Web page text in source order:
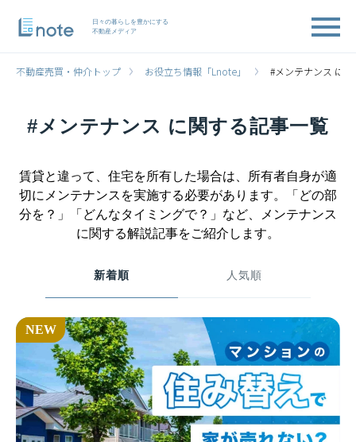
日々の暮らしを豊かにする
不動産メディア
不動産売買・仲介トップ お役立ち情報「Lnote」 #メンテナンス に
#メンテナンス に関する記事一覧
賃貸と違って、住宅を所有した場合は、所有者自身が適
切にメンテナンスを実施する必要があります。「どの部
分を？」「どんなタイミングで？」など、メンテナンス
に関する解説記事をご紹介します。
新着順 人気順